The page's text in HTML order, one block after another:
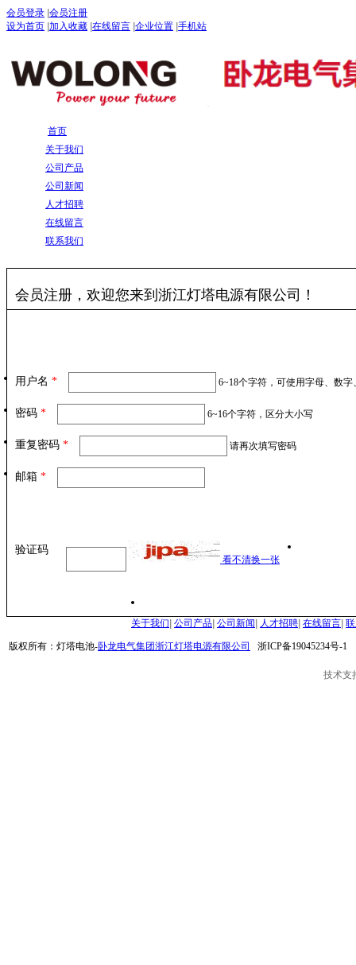
会员登录 会员注册
设为首页 加入收藏 在线留言 企业位置 手机站
首页
关于我们
公司产品
公司新闻
人才招聘
在线留言
联系我们
会员注册，欢迎您来到浙江灯塔电源有限公司！
用户名 * 6~18个字符，可使用字母、数字
密码 * 6~16个字符，区分大小写
重复密码 * 请再次填写密码
邮箱 *
验证码
看不清换一张
关于我们 公司产品 公司新闻 人才招聘 在线留言
版权所有：灯塔电池-卧龙电气集团浙江灯塔电源有限公司 浙ICP备19045234号-1
技术支